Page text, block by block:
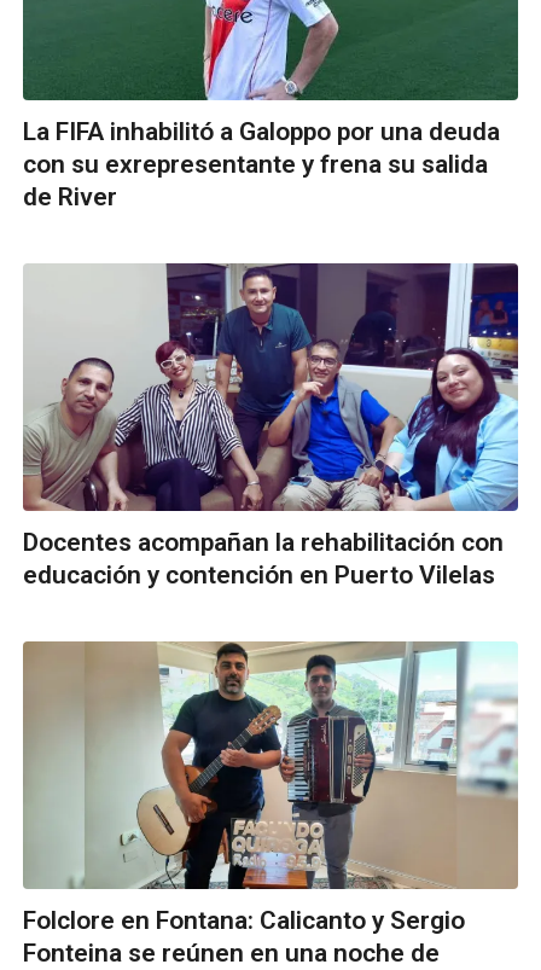
La FIFA inhabilitó a Galoppo por una deuda
con su exrepresentante y frena su salida
de River
Docentes acompañan la rehabilitación con
educación y contención en Puerto Vilelas
Folclore en Fontana: Calicanto y Sergio
Fonteina se reúnen en una noche de